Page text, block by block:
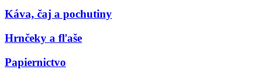
Káva, čaj a pochutiny
Hrnčeky a fľaše
Papiernictvo